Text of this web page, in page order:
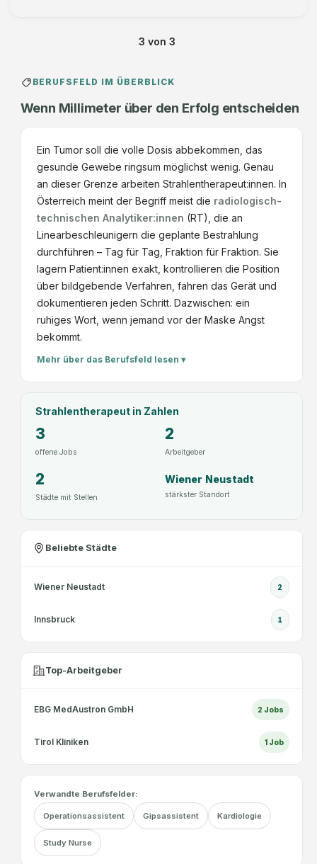
3 von 3
BERUFSFELD IM ÜBERBLICK
Wenn Millimeter über den Erfolg entscheiden
Ein Tumor soll die volle Dosis abbekommen, das
gesunde Gewebe ringsum möglichst wenig. Genau
an dieser Grenze arbeiten Strahlentherapeut:innen. In
Österreich meint der Begriff meist die radiologisch-
technischen Analytiker:innen (RT), die an
Linearbeschleunigern die geplante Bestrahlung
durchführen – Tag für Tag, Fraktion für Fraktion. Sie
lagern Patient:innen exakt, kontrollieren die Position
über bildgebende Verfahren, fahren das Gerät und
dokumentieren jeden Schritt. Dazwischen: ein
ruhiges Wort, wenn jemand vor der Maske Angst
bekommt.
Mehr über das Berufsfeld lesen ▾
Strahlentherapeutin Zahlen
3
offene Jobs
2
Arbeitgeber
2
Städte mit Stellen
Wiener Neustadt
stärkster Standort
Beliebte Städte
Wiener Neustadt 2
Innsbruck 1
Top-Arbeitgeber
EBG MedAustron GmbH 2 Jobs
Tirol Kliniken 1 Job
Verwandte Berufsfelder:
Operationsassistent Gipsassistent Kardiologie
Study Nurse